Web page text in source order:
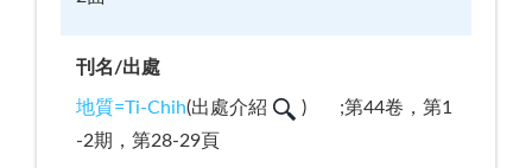
刊名/出處
地質=Ti-Chih(出處介紹 )
;第44卷，第1
-2期，第28-29頁